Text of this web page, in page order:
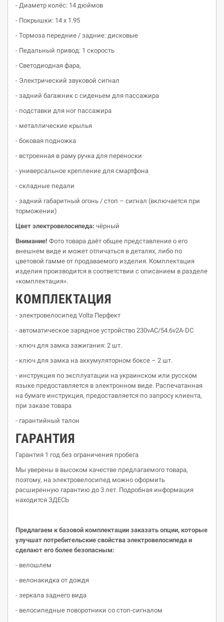
- Диаметр колёс: 14 дюймов
- Покрышки: 14 х 1.95
- Тормоза передние / задние: дисковые
- Педальный привод: 1 скорость
- Светодиодная фара,
- Электрический звуковой сигнал
- задний багажник с сиденьем для пассажира
- подставки для ног пассажира
- металлические крылья
- боковая подножка
- встроенная в раму ручка для переноски
- универсальное крепление для смартфона
- складные педали
- задний габаритный огонь / стоп – сигнал (включается при
торможении)
Цвет электровелосипеда: чёрный
Внимание! Фото товара даёт общее представление о его
внешнем виде и может отличаться в деталях, либо по
цветовой гамме от продаваемого изделия. Комплектация
изделия производится в соответствии с описанием в разделе
«комплектация».
КOМПЛЕКТАЦИЯ
- электровелосипед Volta Перфект
- автоматическое зарядное устройство 230vАС/54.6v2A-DC
- ключ для замка зажигания: 2 шт.
- ключ для замка на аккумуляторном боксе – 2 шт.
- инструкция по эксплуатации на украинском или русском
языке предоставляется в электронном виде. Распечатанная
на бумаге инструкция, предоставляется по запросу клиента,
при заказе товара
- гарантийный талон
ГАРАНТИЯ
Гарантия 1 год без ограничения пробега
Мы уверены в высоком качестве предлагаемого товара,
поэтому, на электровелосипед можно оформить
расширенную гарантию до 3 лет. Подробная информация
находится ЗДЕСЬ
Предлагаем к базовой комплектации заказать опции, которые
улучшат потребительские свойства электровелосипеда и
сделают его более безопасным:
- велошлем
- велонакидка от дождя
- зеркала заднего вида
- велосипедные поворотники со стоп-сигналом